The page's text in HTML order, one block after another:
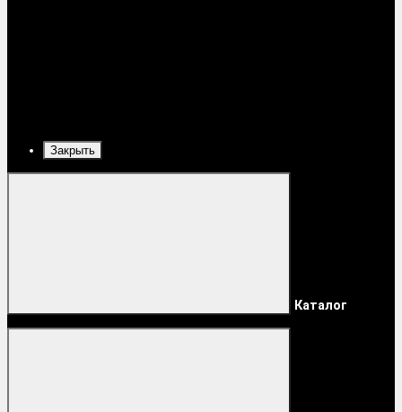
Закрыть
Каталог